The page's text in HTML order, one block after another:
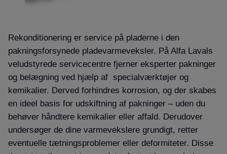
Rekonditionering er service på pladerne i den
pakningsforsynede pladevarmeveksler. På Alfa Lavals
veludstyrede servicecentre fjerner eksperter pakninger
og belægning ved hjælp af specialværktøjer og
kemikalier. Derved forhindres korrosion, og der skabes
en ideel basis for udskiftning af pakninger – uden du
behøver håndtere kemikalier eller affald. Derudover
undersøger de dine varmevekslere grundigt, retter
eventuelle tætningsproblemer eller deformiteter. Disse